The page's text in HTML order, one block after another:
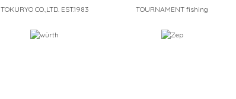
TOKURYO CO.,LTD. EST.1983 TOURNAMENT fishing